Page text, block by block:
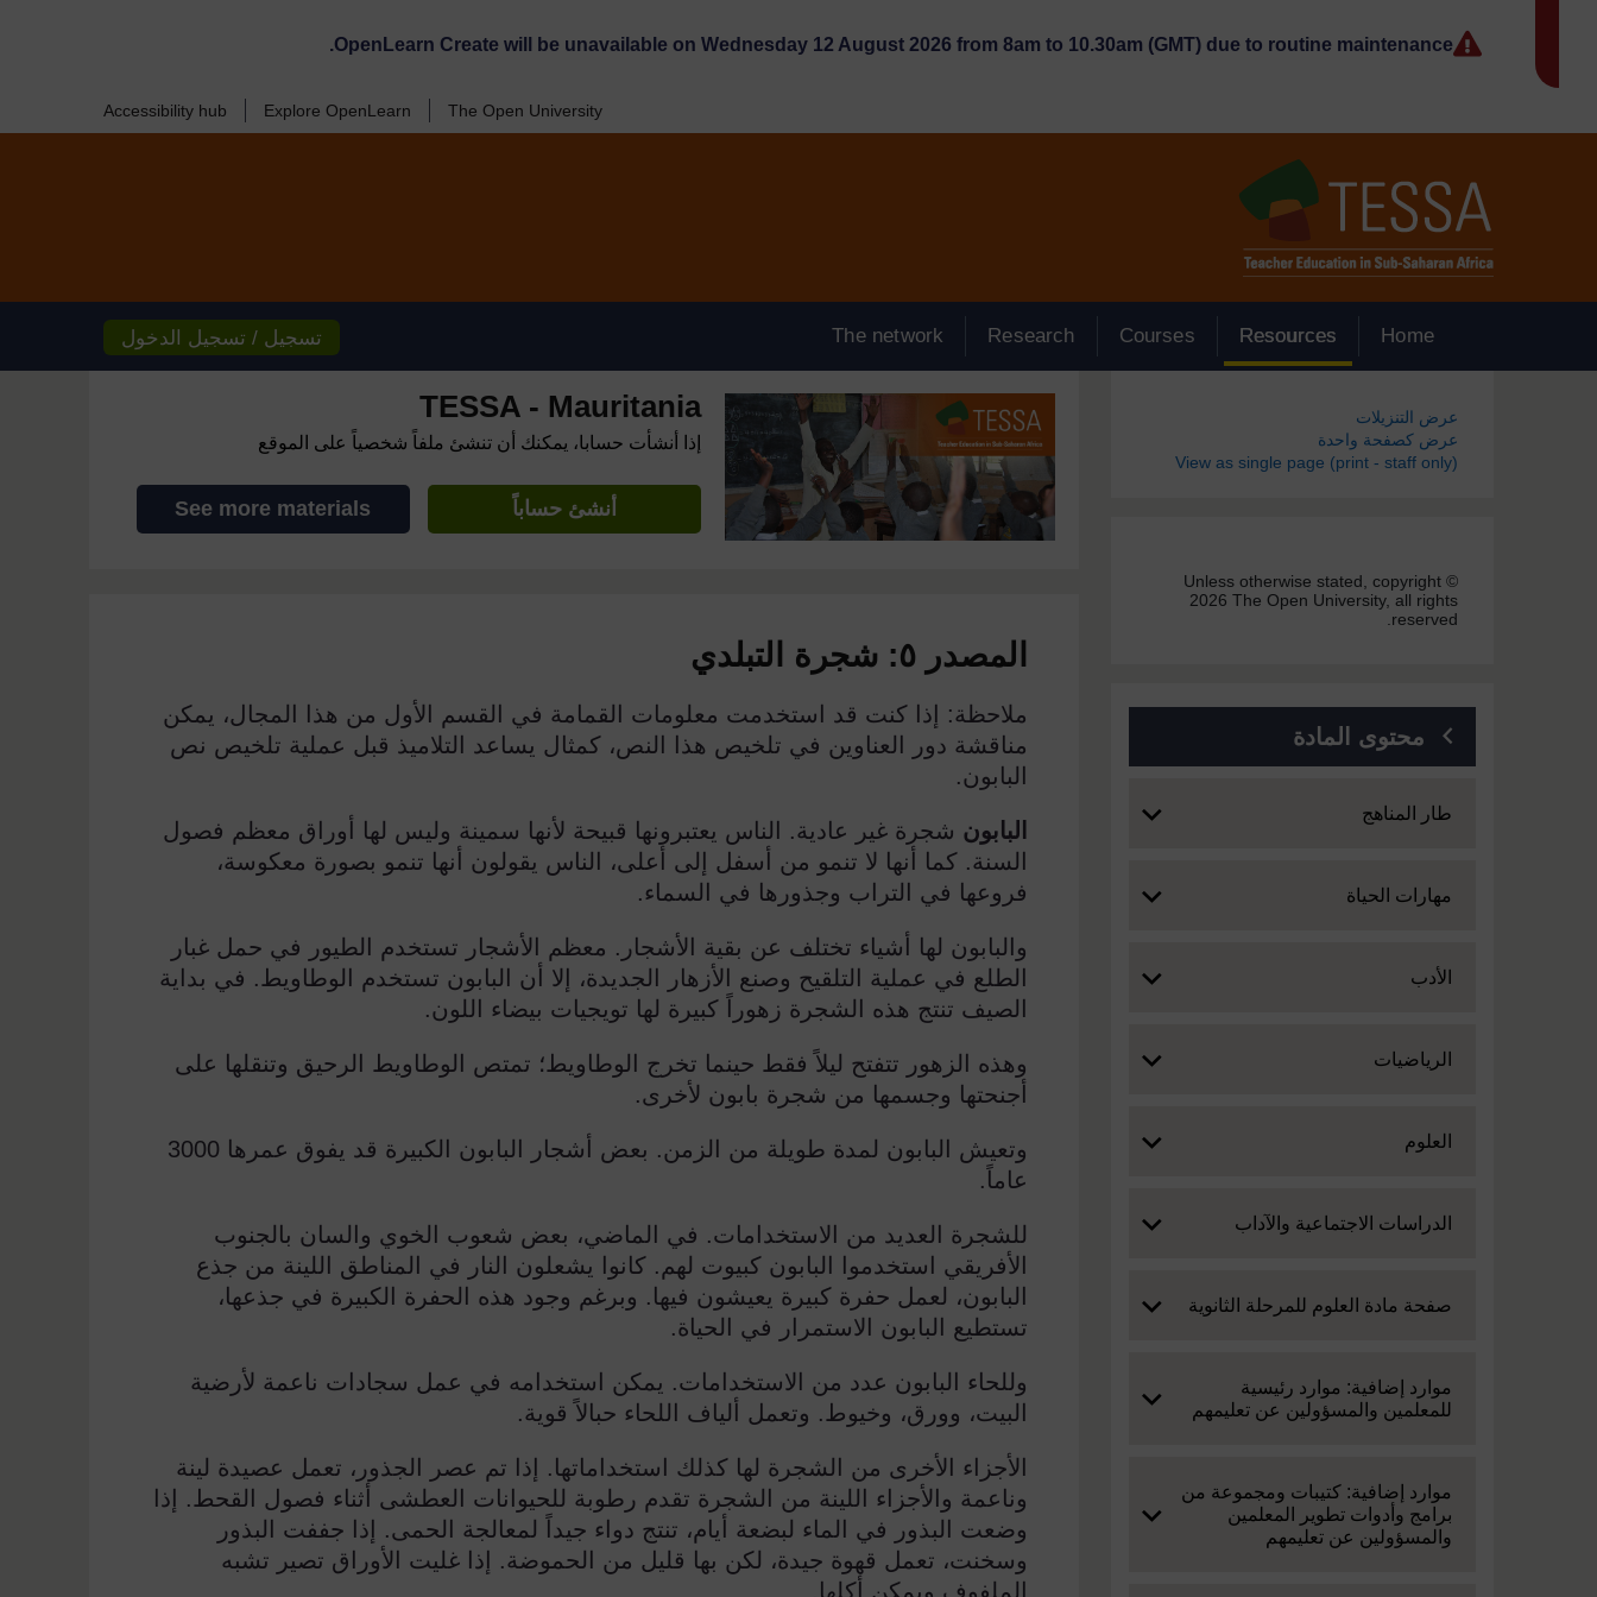
OpenLearn Create will be unavailable on Wednesday 12 August 2026 from 8am to 10.30am (GMT) due to routine maintenance.
The Open University
Explore OpenLearn
Accessibility hub
Home
Resources
Courses
Research
The network تسجيل / تسجيل الدخول
الكتل
عرض التنزيلات
عرض كصفحة واحدة
View as single page (print - staff only)
Unless otherwise stated, copyright ©
2026 The Open University, all rights
reserved.
محتوى المادة
Expand
طار المناهج
Expand
مهارات الحياة
Expand
الأدب
Expand
الرياضيات
Expand
العلوم
Expand
الدراسات الاجتماعية والآداب
Expand
صفحة مادة العلوم للمرحلة الثانوية
Expand
موارد إضافية: موارد رئيسية
للمعلمين والمسؤولين عن تعليمهم
Expand
موارد إضافية: كتيبات ومجموعة من
برامج وأدوات تطوير المعلمين
والمسؤولين عن تعليمهم
TESSA - Mauritania
إذا أنشأت حسابا، يمكنك أن تنشئ ملفاً شخصياً على الموقع
أنشئ حساباً See more materials
المصدر ٥: شجرة التبلدي
ملاحظة: إذا كنت قد استخدمت معلومات القمامة في القسم الأول من هذا المجال، يمكن
مناقشة دور العناوين في تلخيص هذا النص، كمثال يساعد التلاميذ قبل عملية تلخيص نص
البابون.
البابون شجرة غير عادية. الناس يعتبرونها قبيحة لأنها سمينة وليس لها أوراق معظم فصول
السنة. كما أنها لا تنمو من أسفل إلى أعلى، الناس يقولون أنها تنمو بصورة معكوسة،
فروعها في التراب وجذورها في السماء.
والبابون لها أشياء تختلف عن بقية الأشجار. معظم الأشجار تستخدم الطيور في حمل غبار
الطلع في عملية التلقيح وصنع الأزهار الجديدة، إلا أن البابون تستخدم الوطاويط. في بداية
الصيف تنتج هذه الشجرة زهوراً كبيرة لها تويجيات بيضاء اللون.
وهذه الزهور تتفتح ليلاً فقط حينما تخرج الوطاويط؛ تمتص الوطاويط الرحيق وتنقلها على
أجنحتها وجسمها من شجرة بابون لأخرى.
وتعيش البابون لمدة طويلة من الزمن. بعض أشجار البابون الكبيرة قد يفوق عمرها 3000
عاماً.
للشجرة العديد من الاستخدامات. في الماضي، بعض شعوب الخوي والسان بالجنوب
الأفريقي استخدموا البابون كبيوت لهم. كانوا يشعلون النار في المناطق اللينة من جذع
البابون، لعمل حفرة كبيرة يعيشون فيها. وبرغم وجود هذه الحفرة الكبيرة في جذعها،
تستطيع البابون الاستمرار في الحياة.
وللحاء البابون عدد من الاستخدامات. يمكن استخدامه في عمل سجادات ناعمة لأرضية
البيت، وورق، وخيوط. وتعمل ألياف اللحاء حبالاً قوية.
الأجزاء الأخرى من الشجرة لها كذلك استخداماتها. إذا تم عصر الجذور، تعمل عصيدة لينة
وناعمة والأجزاء اللينة من الشجرة تقدم رطوبة للحيوانات العطشى أثناء فصول القحط. إذا
وضعت البذور في الماء لبضعة أيام، تنتج دواء جيداً لمعالجة الحمى. إذا جففت البذور
وسخنت، تعمل قهوة جيدة، لكن بها قليل من الحموضة. إذا غليت الأوراق تصير تشبه
الملفوف ويمكن أكلها.